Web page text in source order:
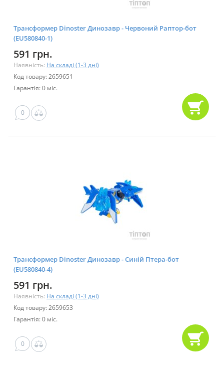
Трансформер Dinoster Динозавр - Червоний Раптор-бот
(EU580840-1)
591 грн.
Наявність: На складі (1-3 дні)
Код товару: 2659651
Гарантія: 0 міс.
0
Трансформер Dinoster Динозавр - Синій Птера-бот
(EU580840-4)
591 грн.
Наявність: На складі (1-3 дні)
Код товару: 2659653
Гарантія: 0 міс.
0